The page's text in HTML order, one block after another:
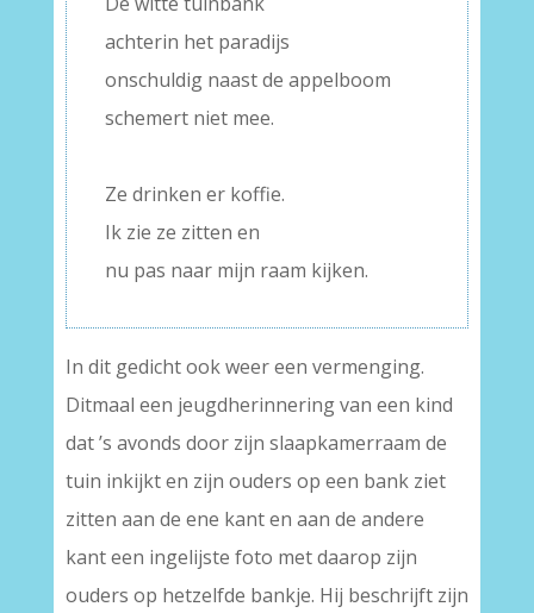
achterin het paradijs
onschuldig naast de appelboom
schemert niet mee.
Ze drinken er koffie.
Ik zie ze zitten en
nu pas naar mijn raam kijken.
In dit gedicht ook weer een vermenging.
Ditmaal een jeugdherinnering van een kind
dat ’s avonds door zijn slaapkamerraam de
tuin inkijkt en zijn ouders op een bank ziet
zitten aan de ene kant en aan de andere
kant een ingelijste foto met daarop zijn
ouders op hetzelfde bankje. Hij beschrijft zijn